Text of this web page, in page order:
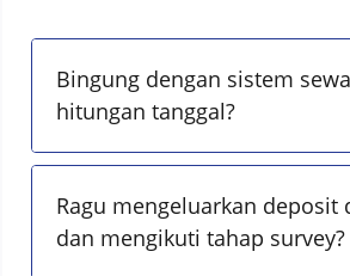
Bingung dengan sistem
hitungan tanggal?
Ragu mengeluarkan deposit
dan mengikuti tahap survey?